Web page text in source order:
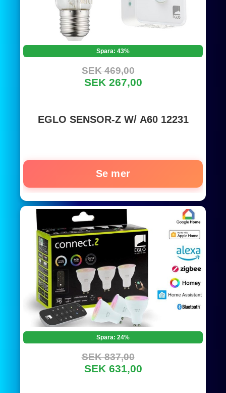
Spara: 43%
SEK 469,00
SEK 267,00
EGLO SENSOR-Z W/ A60 12231
Se mer
Spara: 24%
SEK 837,00
SEK 631,00